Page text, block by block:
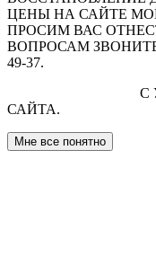
ЦЕНЫ НА САЙТЕ
ПРОСИМ ВАС
ВОПРОСАМ ЗВОНИТЕ
49-37.
С
САЙТА.
Мне все понятно